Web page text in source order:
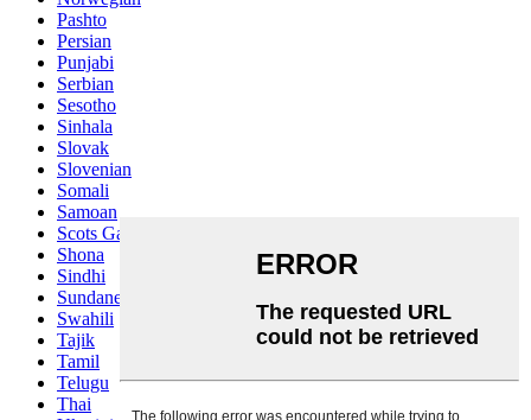
Pashto
Persian
Punjabi
Serbian
Sesotho
Sinhala
Slovak
Slovenian
Somali
Samoan
Scots Gaelic
Shona
Sindhi
Sundanese
Swahili
Tajik
Tamil
Telugu
Thai